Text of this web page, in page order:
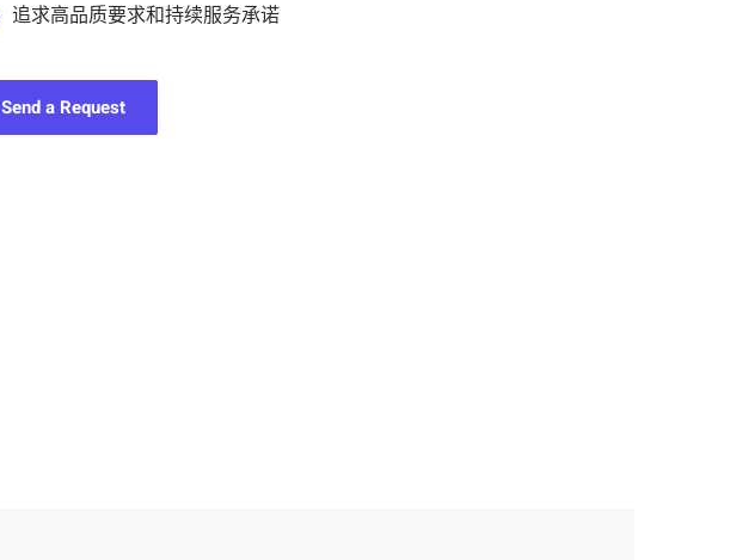
追求高品质要求和持续服务承诺
Send a Request